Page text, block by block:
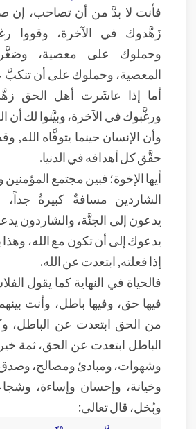
فأنت لا بدَّ من أن تصاحب، إن
زَهَّدوك في الآخرة، وقووا
وحملوك على معصية،
المعصية، وحملوك على أن تنكبَّ
أما إذا عاشَرت أهل الحق
ورغَّبوك في الآخرة، وبيَّنوا لك أن
وأن الإنسان حينما يتوفَّاه
حقَّق كل أهدافه في الدنيا.
أيها الإخوة؛ فبين مجتمع
الشاردين مسافةٌ كبيرةٌ جداً،
يدعون إلى الجنَّة، والشاردون
يدعوك إلى أن تكون مع الله،
إذا فعلته, ابتعدت عن الله.
فالحياة في النهاية كما يقول
فيها حق، وفيها باطل، وأنت
من الحق ابتعدت عن الباطل،
الباطل ابتعدت عن الحق، ثمة
وشهوات، ومبادئ ومصالح،
وخيانة، وإحسان وإساءة،
وبُخل، قال تعالى: